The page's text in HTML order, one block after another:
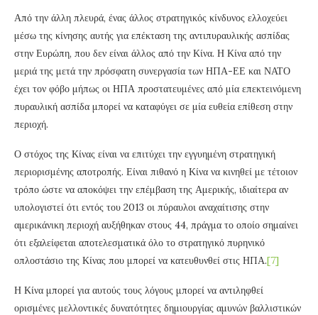
Από την άλλη πλευρά, ένας άλλος στρατηγικός κίνδυνος ελλοχεύει
μέσω της κίνησης αυτής για επέκταση της αντιπυραυλικής ασπίδας
στην Ευρώπη, που δεν είναι άλλος από την Κίνα. Η Κίνα από την
μεριά της μετά την πρόσφατη συνεργασία των ΗΠΑ-ΕΕ και ΝΑΤΟ
έχει τον φόβο μήπως οι ΗΠΑ προστατευμένες από μία επεκτεινόμενη
πυραυλική ασπίδα μπορεί να καταφύγει σε μία ευθεία επίθεση στην
περιοχή.
Ο στόχος της Κίνας είναι να επιτύχει την εγγυημένη στρατηγική
περιορισμένης αποτροπής. Είναι πιθανό η Κίνα να κινηθεί με τέτοιον
τρόπο ώστε να αποκόψει την επέμβαση της Αμερικής, ιδιαίτερα αν
υπολογιστεί ότι εντός του 2013 οι πύραυλοι αναχαίτισης στην
αμερικάνικη περιοχή αυξήθηκαν στους 44, πράγμα το οποίο σημαίνει
ότι εξαλείφεται αποτελεσματικά όλο το στρατηγικό πυρηνικό
οπλοστάσιο της Κίνας που μπορεί να κατευθυνθεί στις ΗΠΑ.[7]
Η Κίνα μπορεί για αυτούς τους λόγους μπορεί να αντιληφθεί
ορισμένες μελλοντικές δυνατότητες δημιουργίας αμυνών βαλλιστικών